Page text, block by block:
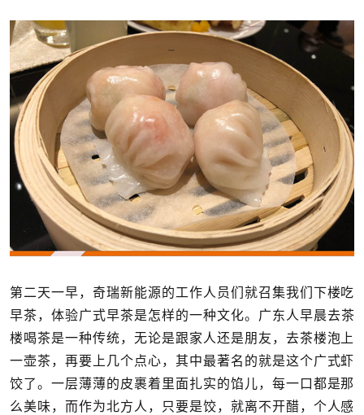
第二天一早，奇瑞新能源的工作人员们就召集我们下楼吃
早茶，体验广式早茶是怎样的一种文化。 广东人早晨去茶
楼喝茶是一种传统，无论是跟家人还是朋友，去茶楼泡上
一壶茶，再要上几个点心，其中最著名的就是这个广式虾
饺了。一层薄薄的皮裹着里面扎实的馅儿，每一口都是那
么美味，而作为北方人，只要是饺，就离不开醋，个人感